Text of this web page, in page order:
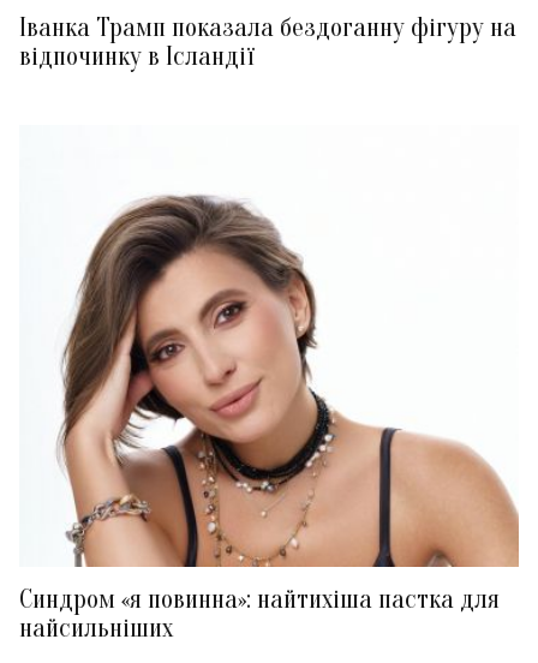
Іванка Трамп показала бездоганну фігуру на
відпочинку в Ісландії
Синдром «я повинна»: найтихіша пастка для
найсильніших